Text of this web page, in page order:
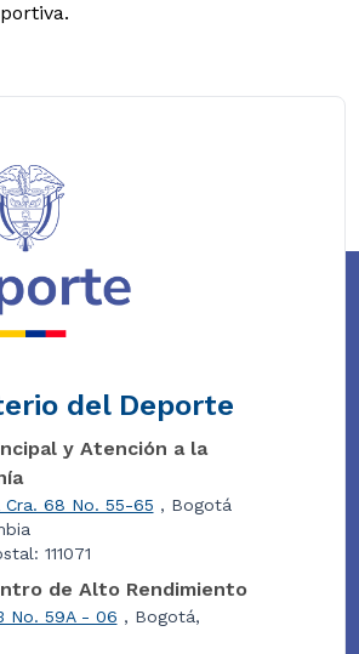
del Deporte
y Atención a la
Cra. 68 No. 55-65 , Bogotá
111071
de Alto Rendimiento
No. 59A - 06 , Bogotá,